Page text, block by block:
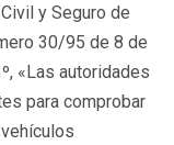
y Seguro de
30/95 de 8 de
«Las autoridades
para comprobar